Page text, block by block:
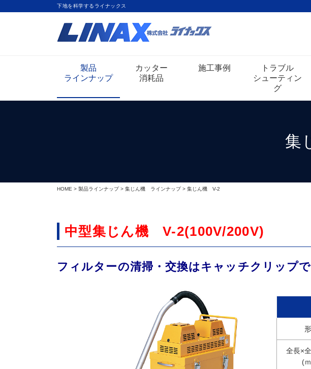
下地を科学するライナックス
製品
ラインナップ
カッター
消耗品
施工事例
トラブル
シューティン
グ
集
HOME > 製品ラインナップ> 集じん機 ラインナップ> 集じん機 V-2
中型集じん機 V-2(100V/200V)
フィルターの清掃・交換はキャッチクリップ
全長×
(